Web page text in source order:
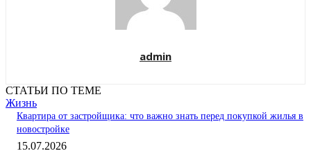
admin
СТАТЬИ ПО ТЕМЕ
Жизнь
Квартира от застройщика: что важно знать перед покупкой жилья в
новостройке
15.07.2026